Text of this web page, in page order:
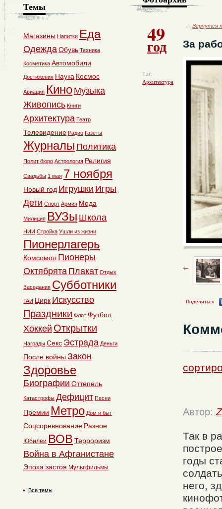
49
год
Тэг:
Архитектура
← Вернутся
За
Поделиться
Автор:
Так в
годы
него,
Темы
Магазины Напитки Еда
ОдеждаОбувь Техника
Косметика Автомобили
Достижения Наука Космос
Авиация Кино Музыка
Живопись Книги
Архитектура Театр
Телевидение Радио Газеты
Журналы Политика
Полит бюро Астрология Религия
Свадьбы 1 мая 7 ноября
Новый год Игрушки Игры
Дети Спорт Армия Мода
Милиция ВУЗы Школа
НИИ Стройка Ушли из жизни
Пионерлагерь
Комсомол Пионеры
Октябрята Плакат Отдых
Заседания Субботники
ГАИ Цирк Искусство
Праздники Флот Футбол
Хоккей Открытки
Награды Секс Эстрада Деньги
После войны Закон
Здоровье
Биографии Оттепель
Катастрофы Дефицит Песни
Премии Метро Дом и быт
Соцсоревнование Разное
Юбилеи ВОВ Терроризм
Война в Афганистане
Эпоха застоя Мультфильмы
Все темы